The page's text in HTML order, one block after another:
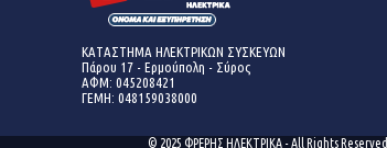
ΚΑΤΑΣΤΗΜΑ ΗΛΕΚΤΡΙΚΩΝ ΣΥΣΚΕΥΩΝ
Πάρου 17 - Ερμούπολη - Σύρος
ΑΦΜ: 045208421
ΓΕΜΗ: 048159038000
© 2025 ΦΡΕΡΗΣ ΗΛΕΚΤΡΙΚΑ - All Rights Reserved.